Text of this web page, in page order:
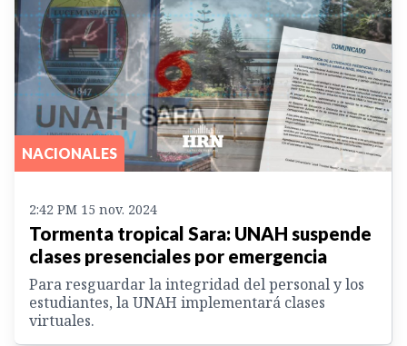
NACIONALES
2:42 PM 15 nov. 2024
Tormenta tropical Sara: UNAH suspende
clases presenciales por emergencia
Para resguardar la integridad del personal y los
estudiantes, la UNAH implementará clases
virtuales.